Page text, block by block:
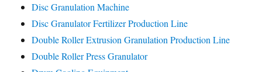
Disc Granulation Machine
Disc Granulator Fertilizer Production Line
Double Roller Extrusion Granulation Production Line
Double Roller Press Granulator